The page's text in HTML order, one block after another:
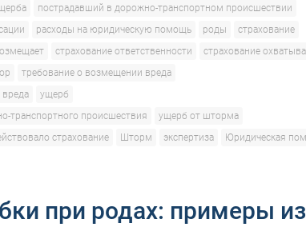
пострадавший в дорожно-транспортном происшествии
расходы на юридическую помощь роды
страхование
страхование ответственности
страхование
требование о возмещении вреда
ущерб
транспортного происшествия
ущерб от шторма
страхование Шторм экспертиза Юридическая
при родах: примеры из